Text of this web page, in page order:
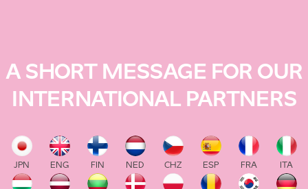
A SHORT MESSAGE FOR OUR
INTERNATIONAL PARTNERS
JPN ENG FIN NED CHZ ESP FRA ITA